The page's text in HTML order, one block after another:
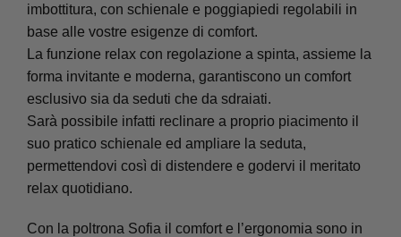
imbottitura, con schienale e poggiapiedi regolabili in
base alle vostre esigenze di comfort.
La funzione relax con regolazione a spinta, assieme la
forma invitante e moderna, garantiscono un comfort
esclusivo sia da seduti che da sdraiati.
Sarà possibile infatti reclinare a proprio piacimento il
suo pratico schienale ed ampliare la seduta,
permettendovi così di distendere e godervi il meritato
relax quotidiano.
Con la poltrona Sofia il comfort e l’ergonomia sono in